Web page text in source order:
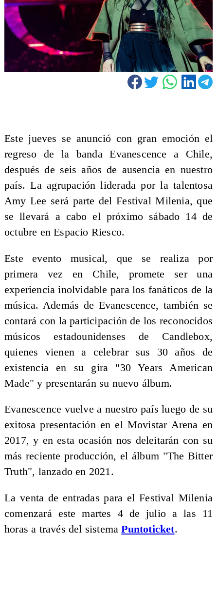
Este jueves se anunció con gran emoción el
regreso de la banda Evanescence a Chile,
después de seis años de ausencia en nuestro
país. La agrupación liderada por la talentosa
Amy Lee será parte del Festival Milenia, que
se llevará a cabo el próximo sábado 14 de
octubre en Espacio Riesco.
Este evento musical, que se realiza por
primera vez en Chile, promete ser una
experiencia inolvidable para los fanáticos de la
música. Además de Evanescence, también se
contará con la participación de los reconocidos
músicos estadounidenses de Candlebox,
quienes vienen a celebrar sus 30 años de
existencia en su gira "30 Years American
Made" y presentarán su nuevo álbum.
Evanescence vuelve a nuestro país luego de su
exitosa presentación en el Movistar Arena en
2017, y en esta ocasión nos deleitarán con su
más reciente producción, el álbum "The Bitter
Truth", lanzado en 2021.
La venta de entradas para el Festival Milenia
comenzará este martes 4 de julio a las 11
horas a través del sistemaPuntoticket.